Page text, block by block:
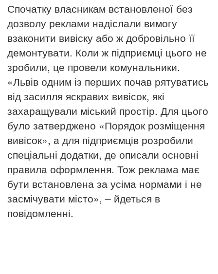
Спочатку власникам встановленої без
дозволу реклами надіслали вимогу
взаконити вивіску або ж добровільно її
демонтувати. Коли ж підприємці цього не
зробили, це провели комунальники.
«Львів одним із перших почав рятуватись
від засилля яскравих вивісок, які
захаращували міський простір. Для цього
було затверджено «Порядок розміщення
вивісок», а для підприємців розробили
спеціальні додатки, де описали основні
правила оформлення. Тож реклама має
бути встановлена за усіма нормами і не
засмічувати місто», – йдеться в
повідомленні.